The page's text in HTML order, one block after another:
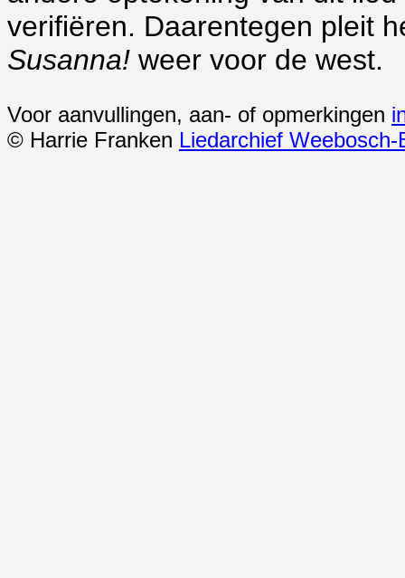
verifiëren. Daarentegen pleit
Susanna! weer voor de west.
Voor aanvullingen, aan- of opmerkingen
© Harrie Franken Liedarchief Weebosch-